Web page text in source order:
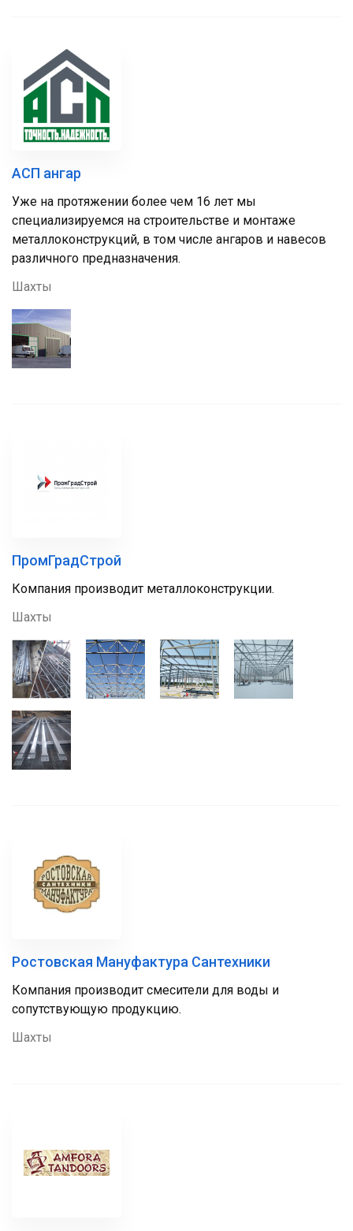
АСП ангар
Уже на протяжении более чем 16 лет мы
специализируемся на строительстве и монтаже
металлоконструкций, в том числе ангаров и навесов
различного предназначения.
Шахты
ПромГрадСтрой
Компания производит металлоконструкции.
Шахты
Ростовская Мануфактура Сантехники
Компания производит смесители для воды и
сопутствующую продукцию.
Шахты